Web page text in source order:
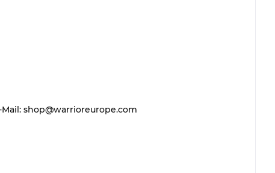
shop@warrioreurope.com